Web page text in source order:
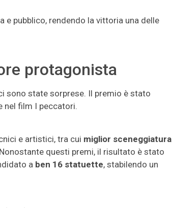
e pubblico, rendendo la vittoria una delle
protagonista
sono state sorprese. Il premio è stato
nel film I peccatori.
e artistici, tra cui miglior sceneggiatura
questi premi, il risultato è stato
a ben 16 statuette, stabilendo un